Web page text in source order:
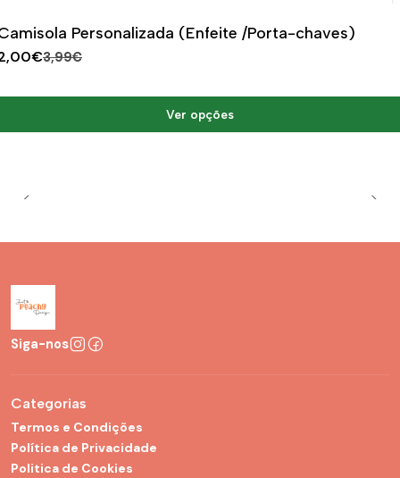
-50% DESCONTO
Personalizada (Enfeite /Porta-chaves)
3,99€
Ver opções
Siga-nos
Categorias
Termos e Condições
Política de Privacidade
Politica de Cookies